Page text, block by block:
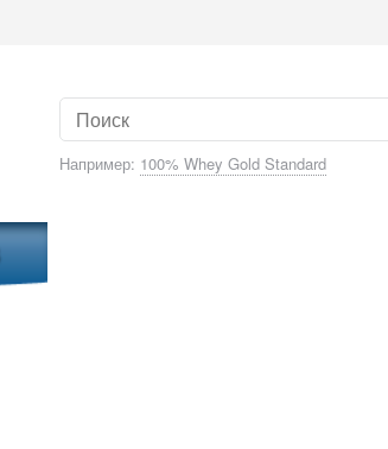
Например: 100% Whey Gold Standard